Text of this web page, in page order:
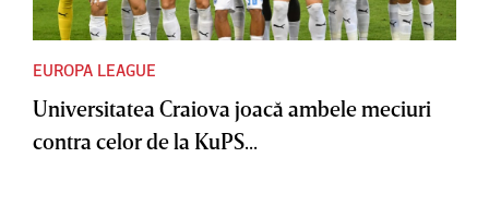
EUROPA LEAGUE
Universitatea Craiova joacă ambele meciuri
contra celor de la KuPS...